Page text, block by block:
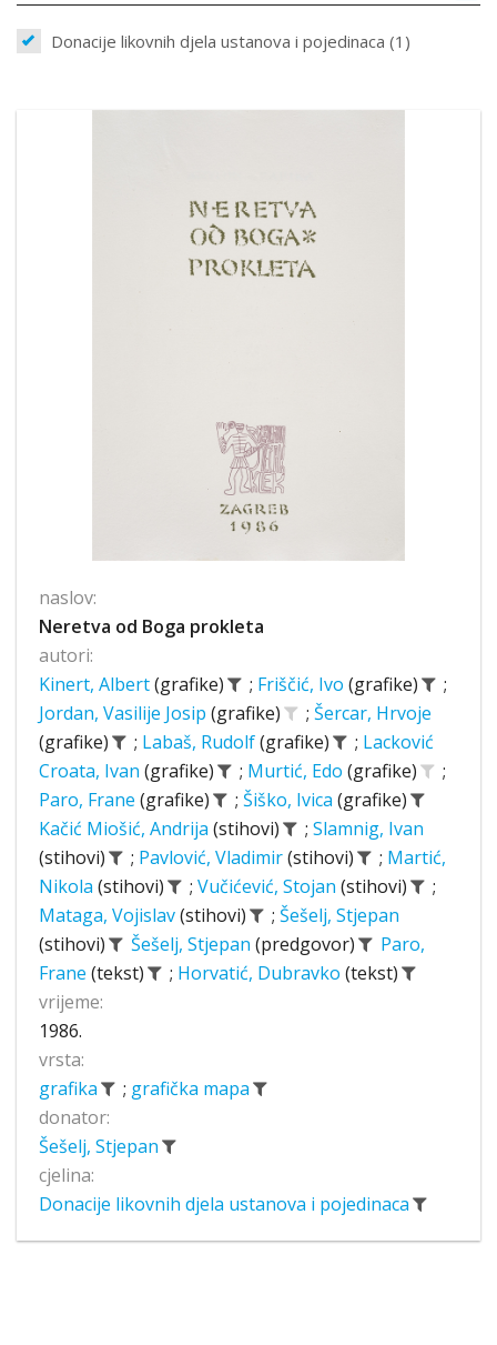
Donacije likovnih djela ustanova i pojedinaca (1)
naslov:
Neretva od Boga prokleta
autori:
Kinert, Albert(grafike) ; Friščić, Ivo (grafike)
;
Jordan, Vasilije Josip (grafike) ; Šercar, Hrvoje
(grafike)
; Labaš, Rudolf(grafike) ; Lacković
Croata, Ivan (grafike) ; Murtić, Edo (grafike)
;
Paro, Frane (grafike) ; Šiško, Ivica (grafike)
Kačić Miošić, Andrija (stihovi) ; Slamnig, Ivan
(stihovi)
; Pavlović, Vladimir(stihovi) ; Martić,
Nikola (stihovi) ; Vučićević, Stojan (stihovi)
;
Mataga, Vojislav(stihovi) ; Šešelj, Stjepan
(stihovi)
Šešelj, Stjepan (predgovor)
Paro,
Frane (tekst) ; Horvatić, Dubravko (tekst)
vrijeme:
1986.
vrsta:
grafika
; grafička mapa
donator:
Šešelj, Stjepan
cjelina:
Donacije likovnih djela ustanova i pojedinaca